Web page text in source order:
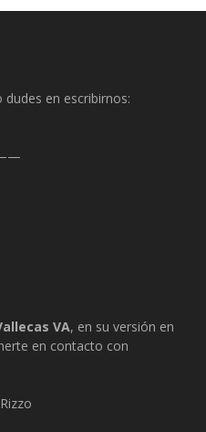
en escribirnos:
VA, en su versión en
en contacto con